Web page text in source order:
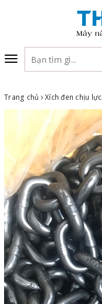
Toggle
navigation
Trang chủ Xích đen chịu lực